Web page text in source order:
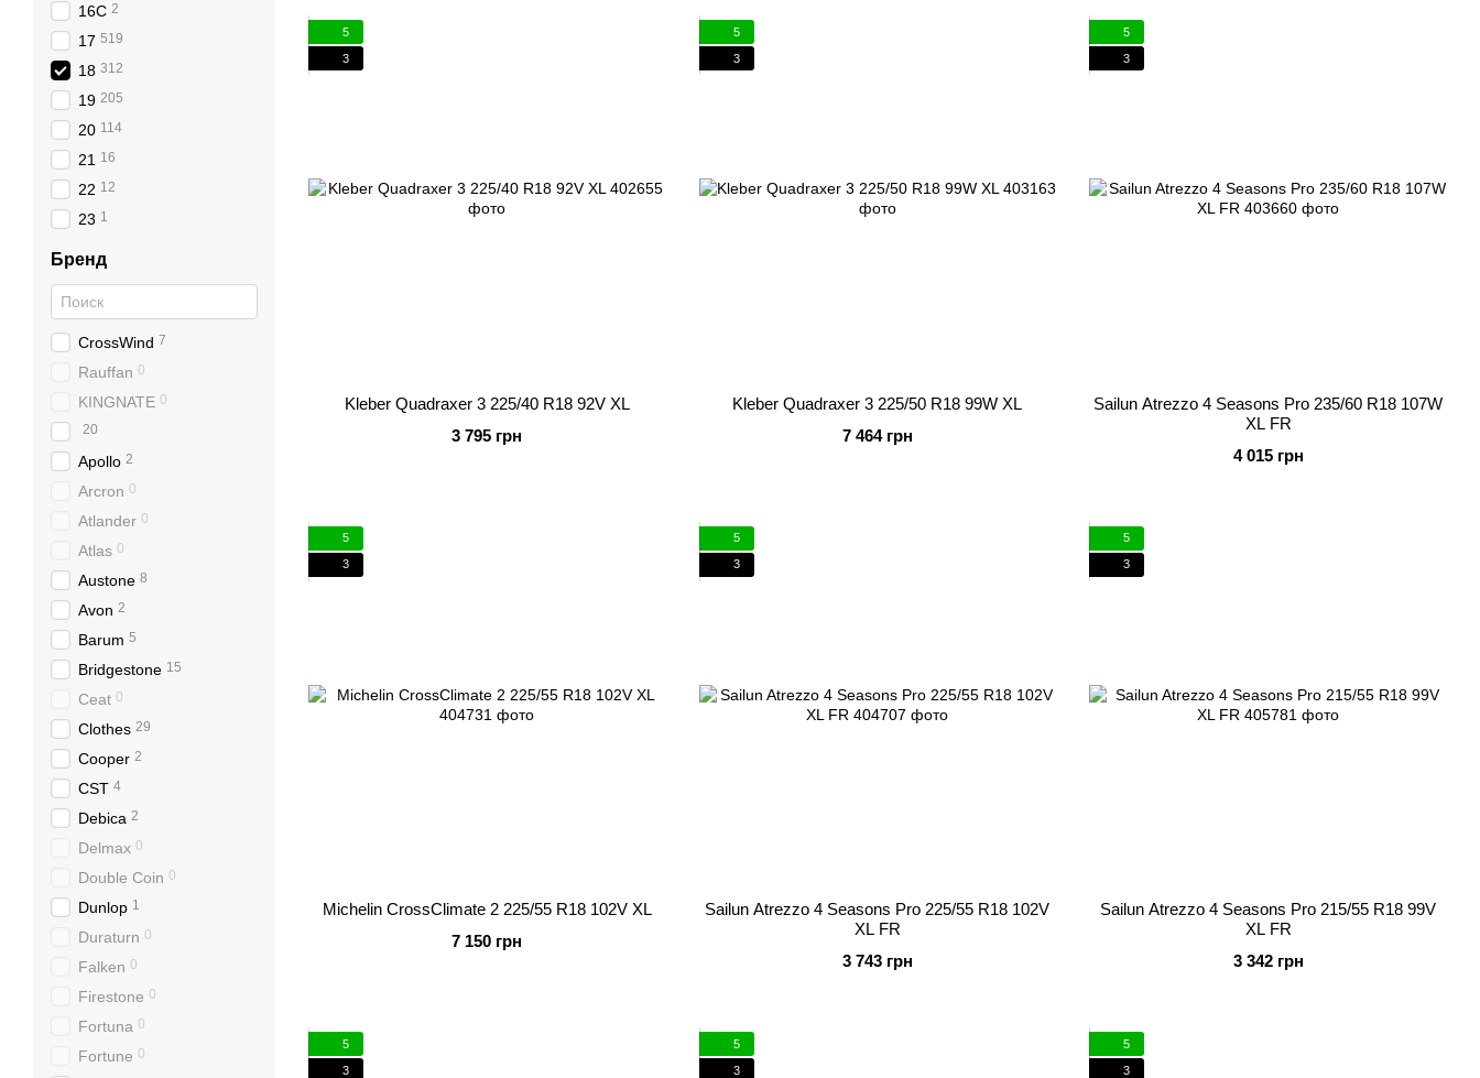
5
3
Kleber Quadraxer 3 225/40 R18 92V XL
3 795 грн
5
3
Kleber Quadraxer 3 225/50 R18 99W XL
7 464 грн
5
3
Sailun Atrezzo 4 Seasons Pro 235/60 R18 107W
XL FR
4 015 грн
5
3
Michelin CrossClimate 2 225/55 R18 102V XL
7 150 грн
5
3
Sailun Atrezzo 4 Seasons Pro 225/55 R18 102V
XL FR
3 743 грн
5
3
Sailun Atrezzo 4 Seasons Pro 215/55 R18 99V
XL FR
3 342 грн
5
3
5
3
5
3
16C 2
17 519
18 312
19 205
20 114
21 16
22 12
23 1
Бренд
CrossWind 7
Rauffan 0
KINGNATE 0
20
Apollo 2
Arcron 0
Atlander 0
Atlas 0
Austone 8
Avon 2
Barum 5
Bridgestone 15
Ceat 0
Clothes 29
Cooper 2
CST 4
Debica 2
Delmax 0
Double Coin 0
Dunlop 1
Duraturn 0
Falken 0
Firestone 0
Fortuna 0
Fortune 0